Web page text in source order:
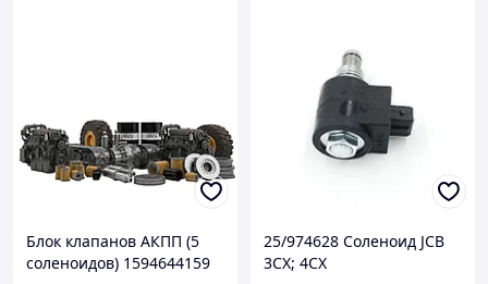
Блок клапанов АКПП (5
соленоидов) 1594644159
25/974628 Соленоид JCB
3CX; 4CX